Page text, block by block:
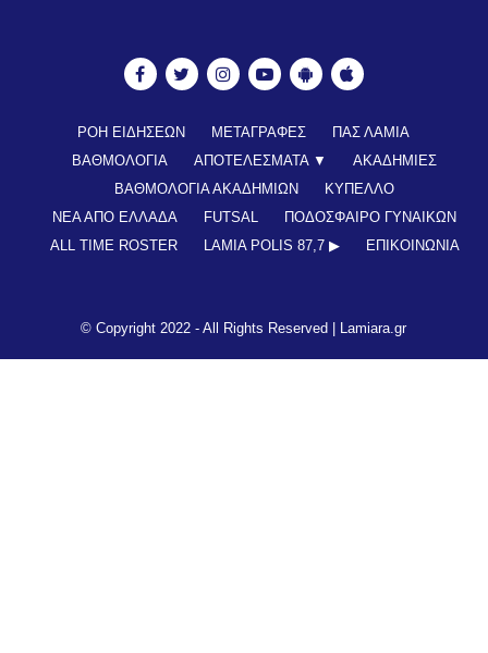
ΡΟΗ ΕΙΔΗΣΕΩΝ ΜΕΤΑΓΡΑΦΕΣ
ΠΑΣ ΛΑΜΙΑ
ΒΑΘΜΟΛΟΓΙΑ
ΑΠΟΤΕΛΕΣΜΑΤΑ ▼
ΑΚΑΔΗΜΙΕΣ
ΒΑΘΜΟΛΟΓΙΑ ΑΚΑΔΗΜΙΩΝ
ΚΥΠΕΛΛΟ
ΝΕΑ ΑΠΟ ΕΛΛΑΔΑ
FUTSAL
ΠΟΔΟΣΦΑΙΡΟ ΓΥΝΑΙΚΩΝ
ALL TIME ROSTER
LAMIA POLIS 87,7 ▶︎ ΕΠΙΚΟΙΝΩΝΊΑ
© Copyright 2022 - All Rights Reserved | Lamiara.gr